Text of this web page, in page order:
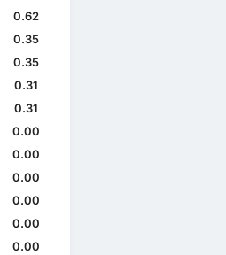
0.62
0.35
0.35
0.31
0.31
0.00
0.00
0.00
0.00
0.00
0.00